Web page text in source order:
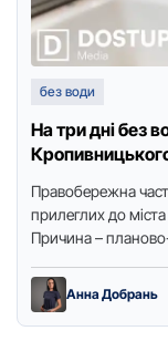
без води
На три дні без
Правобережна
прилеглих до
Причина –
Анна Добрань